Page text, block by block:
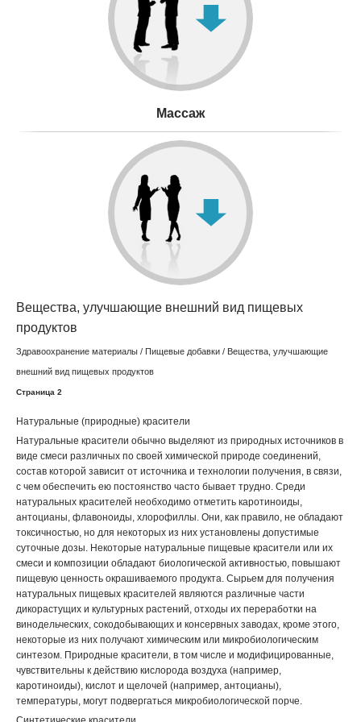
Mассаж
Вещества, улучшающие внешний вид пищевых
продуктов
Здравоохранение материалы / Пищевые добавки / Вещества, улучшающие
внешний вид пищевых продуктов
Страница 2
Натуральные (природные) красители
Натуральные красители обычно выделяют из природных источников в
виде смеси различных по своей химической природе соединений,
состав которой зависит от источника и технологии получения, в связи,
с чем обеспечить ею постоянство часто бывает трудно. Среди
натуральных красителей необходимо отметить каротиноиды,
антоцианы, флавоноиды, хлорофиллы. Они, как правило, не обладают
токсичностью, но для некоторых из них установлены допустимые
суточные дозы. Некоторые натуральные пищевые красители или их
смеси и композиции обладают биологической активностью, повышают
пищевую ценность окрашиваемого продукта. Сырьем для получения
натуральных пищевых красителей являются различные части
дикорастущих и культурных растений, отходы их переработки на
винодельческих, сокодобывающих и консервных заводах, кроме этого,
некоторые из них получают химическим или микробиологическим
синтезом. Природные красители, в том числе и модифицированные,
чувствительны к действию кислорода воздуха (например,
каротиноиды), кислот и щелочей (например, антоцианы),
температуры, могут подвергаться микробиологической порче.